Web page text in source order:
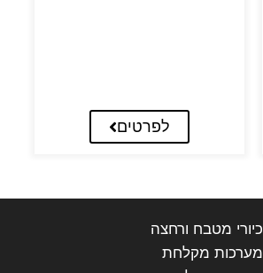
לפרטים
כיורי מטבח ורחצה
מערכות מקלחת